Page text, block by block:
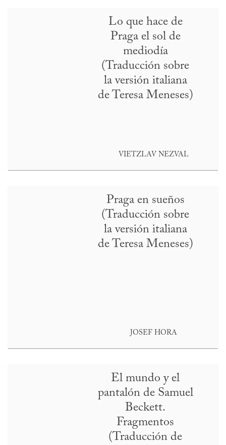
Lo que hace de
Praga el sol de
mediodía
(Traducción sobre
la versión italiana
de Teresa Meneses)
VIETZLAV NEZVAL
Praga en sueños
(Traducción sobre
la versión italiana
de Teresa Meneses)
JOSEF HORA
El mundo y el
pantalón de Samuel
Beckett.
Fragmentos
(Traducción de